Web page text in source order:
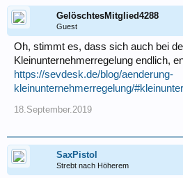
GelöschtesMitglied4288
Guest
Oh, stimmt es, dass sich auch bei
Kleinunternehmerregelung endlich,
https://sevdesk.de/blog/aenderung-
kleinunternehmerregelung/
18.September.2019
SaxPistol
Strebt nach Höherem